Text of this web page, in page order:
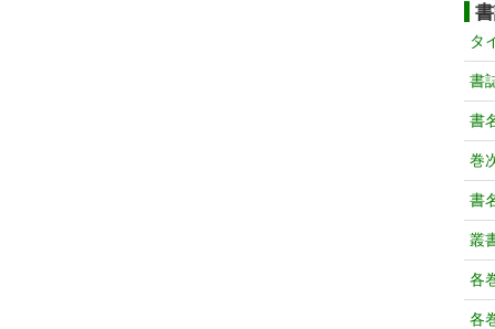
タ
書
書
巻
書
叢
各
各